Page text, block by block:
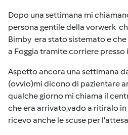
Dopo una settimana mi
persona gentile della vorwerk
Bimby era stato sistemato e
a Foggia tramite corriere presso
Aspetto ancora una settimana
(ovvio)mi dicono di pazientare
qualche giorno mi chiama il
che era arrivato,vado a ritiralo
ricevo anche le scuse per